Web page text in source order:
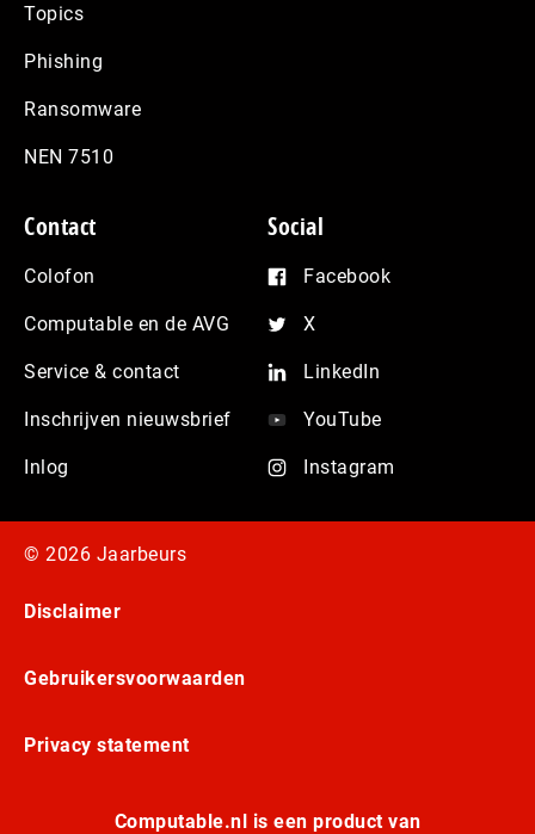
Topics
Phishing
Ransomware
NEN 7510
Contact
Colofon
Computable en de AVG
Service & contact
Inschrijven nieuwsbrief
Inlog
Social
Facebook
X
LinkedIn
YouTube
Instagram
© 2026 Jaarbeurs
Disclaimer
Gebruikersvoorwaarden
Privacy statement
Computable.nl is een product van